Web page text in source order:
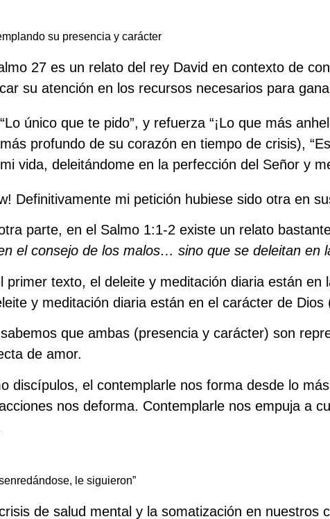
su presencia y carácter
27 es un relato del rey David en contexto de
su atención en los recursos necesarios para
“Lo único que te pido”, y refuerza “¡Lo que más
más profundo de su corazón en tiempo de crisis),
mi vida, deleitándome en la perfección del Señor y
Definitivamente mi petición hubiese sido otra en
parte, en el Salmo 1:1-2 existe un relato
el consejo de los malos… sino que se deleitan en
primer texto, el deleite y meditación diaria están
y meditación diaria están en el carácter de Dios
que ambas (presencia y carácter) son
de amor.
discípulos, el contemplarle nos forma desde lo
nos deforma. Contemplarle nos empuja a
le siguieron”
de salud mental y la somatización en nuestros